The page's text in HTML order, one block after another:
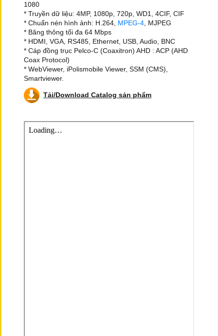
1080
* Truyền dữ liệu: 4MP, 1080p, 720p, WD1, 4CIF, CIF
* Chuẩn nén hình ảnh: H.264, MPEG-4 , MJPEG
* Băng thông tối đa 64 Mbps
* HDMI, VGA, RS485, Ethernet, USB, Audio, BNC
* Cáp đồng trục Pelco-C (Coaxitron) AHD : ACP (AHD
Coax Protocol)
* WebViewer, iPolismobile Viewer, SSM (CMS),
Smartviewer.
Tải/Download Catalog sản phẩm